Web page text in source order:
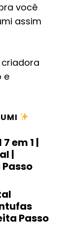
você
assim
e
em 1 |
|
Passo